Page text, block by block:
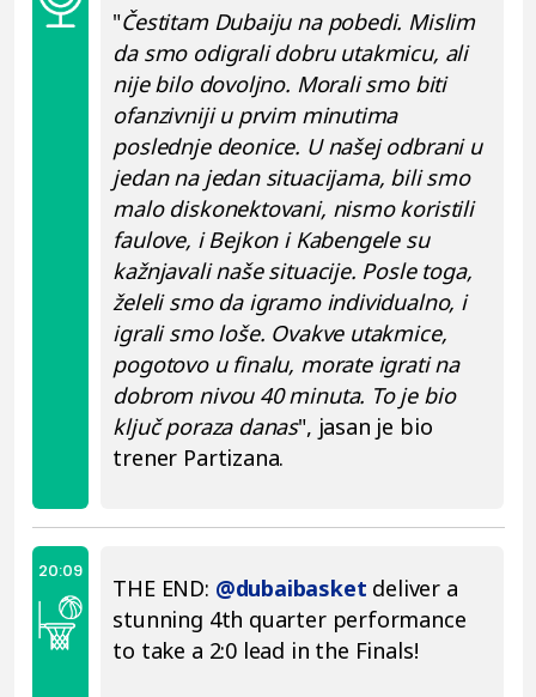
"Čestitam Dubaiju na pobedi. Mislim
da smo odigrali dobru utakmicu, ali
nije bilo dovoljno. Morali smo biti
ofanzivniji u prvim minutima
poslednje deonice. U našej odbrani u
jedan na jedan situacijama, bili smo
malo diskonektovani, nismo koristili
faulove, i Bejkon i Kabengele su
kažnjavali naše situacije. Posle toga,
želeli smo da igramo individualno, i
igrali smo loše. Ovakve utakmice,
pogotovo u finalu, morate igrati na
dobrom nivou 40 minuta. To je bio
ključ poraza danas", jasan je bio
trener Partizana.
20:09
THE END: @dubaibasket deliver a
stunning 4th quarter performance
to take a 2:0 lead in the Finals!